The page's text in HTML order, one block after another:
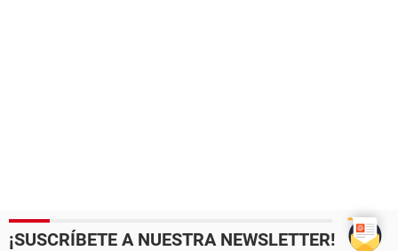
¡SUSCRÍBETE A NUESTRA NEWSLETTER!